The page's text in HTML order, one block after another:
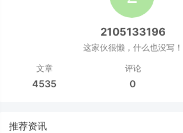
2105133196
这家伙很懒，什么也没写！
文章
4535
评论
0
推荐资讯